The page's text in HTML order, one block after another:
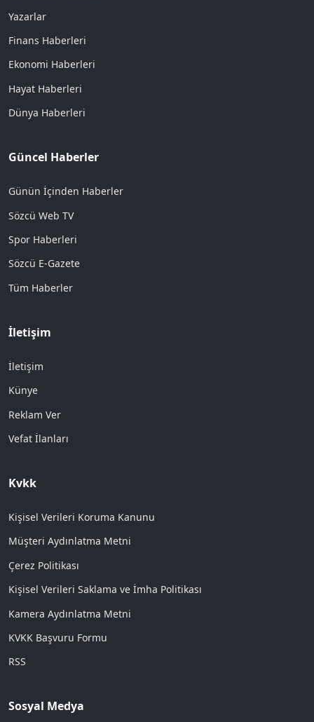
Yazarlar
Finans Haberleri
Ekonomi Haberleri
Hayat Haberleri
Dünya Haberleri
Güncel Haberler
Günün İçinden Haberler
Sözcü Web TV
Spor Haberleri
Sözcü E-Gazete
Tüm Haberler
İletişim
İletişim
Künye
Reklam Ver
Vefat İlanları
Kvkk
Kişisel Verileri Koruma Kanunu
Müşteri Aydınlatma Metni
Çerez Politikası
Kişisel Verileri Saklama ve İmha Politikası
Kamera Aydınlatma Metni
KVKK Başvuru Formu
RSS
Sosyal Medya